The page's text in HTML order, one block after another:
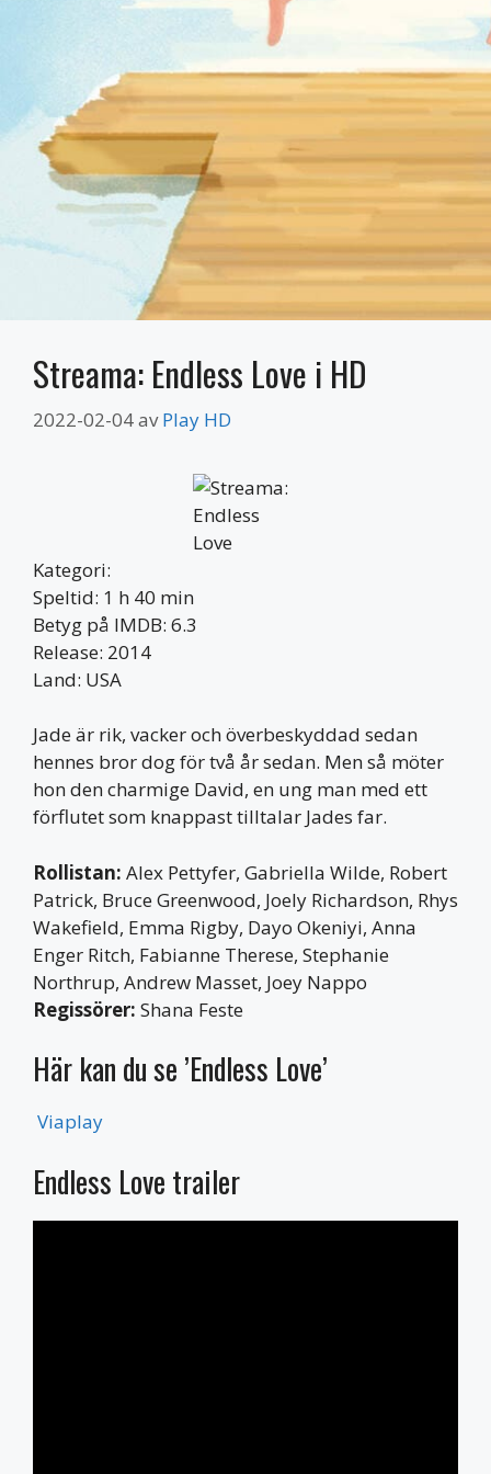
Streama: Endless Love i HD
2022-02-04avPlay HD
Kategori:
Speltid: 1 h 40 min
Betyg på IMDB: 6.3
Release: 2014
Land: USA
Jade är rik, vacker och överbeskyddad sedan
hennes bror dog för två år sedan. Men så möter
hon den charmige David, en ung man med ett
förflutet som knappast tilltalar Jades far.
Rollistan: Alex Pettyfer, Gabriella Wilde, Robert
Patrick, Bruce Greenwood, Joely Richardson, Rhys
Wakefield, Emma Rigby, Dayo Okeniyi, Anna
Enger Ritch, Fabianne Therese, Stephanie
Northrup, Andrew Masset, Joey Nappo
Regissörer: Shana Feste
Här kan du se ’Endless Love’
Viaplay
Endless Love trailer